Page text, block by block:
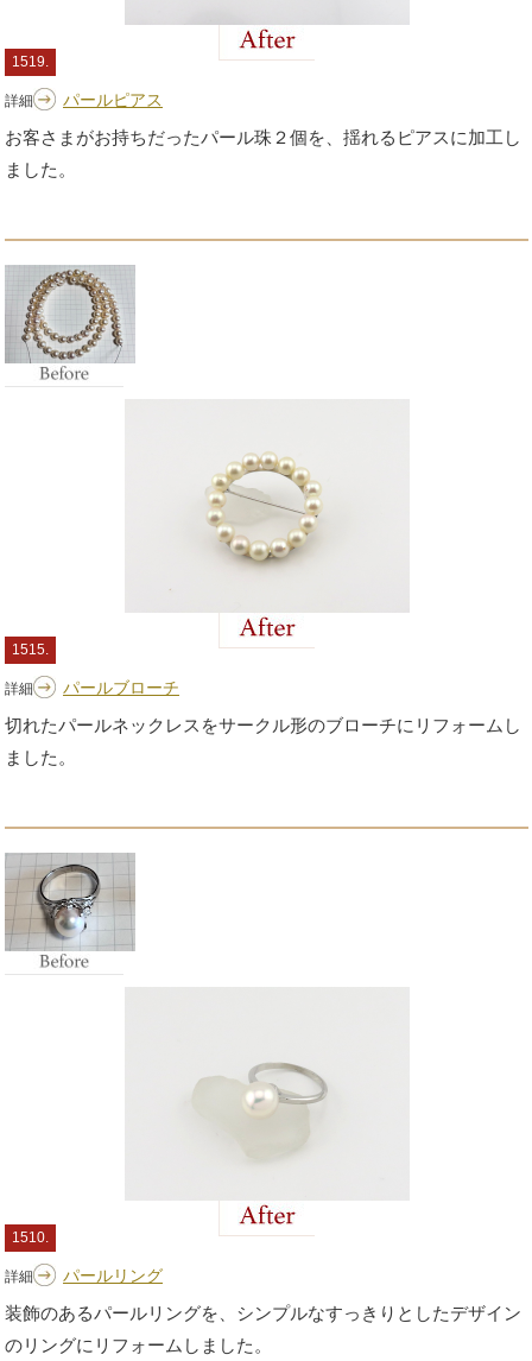
1519.
詳細 パールピアス
お客さまがお持ちだったパール珠２個を、揺れるピアスに加工し
ました。
1515.
詳細 パールブローチ
切れたパールネックレスをサークル形のブローチにリフォームし
ました。
1510.
詳細 パールリング
装飾のあるパールリングを、シンプルなすっきりとしたデザイン
のリングにリフォームしました。